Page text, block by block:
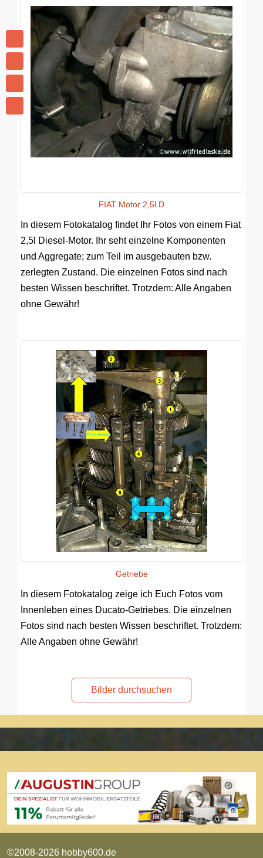
FIAT Motor 2,5l D
In diesem Fotokatalog findet Ihr Fotos von einem Fiat
2,5l Diesel-Motor. Ihr seht einzelne Komponenten
und Aggregate; zum Teil im ausgebauten bzw.
zerlegten Zustand. Die einzelnen Fotos sind nach
besten Wissen beschriftet. Trotzdem: Alle Angaben
ohne Gewähr!
Getriebe
In diesem Fotokatalog zeige ich Euch Fotos vom
Innenleben eines Ducato-Getriebes. Die einzelnen
Fotos sind nach besten Wissen beschriftet. Trotzdem:
Alle Angaben ohne Gewähr!
Bilder durchsuchen
©2008-2026 hobby600.de